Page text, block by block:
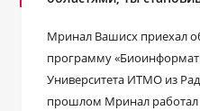
Мринал Вашисх приехал
программу
Университета ИТМО из
прошлом Мринал